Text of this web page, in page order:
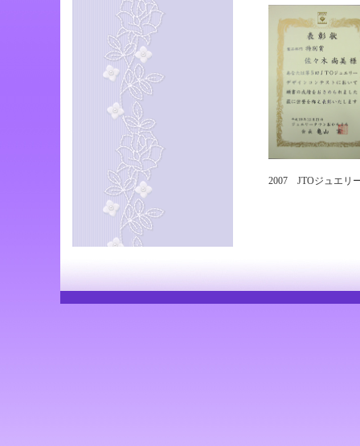
2007 JTOジュエリ